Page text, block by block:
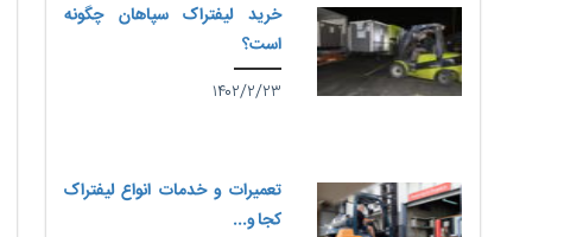
خرید لیفتراک سپاهان چگونه
است؟
۱۴۰۲/۲/۲۳
تعمیرات و خدمات انواع لیفتراک
کجا و...